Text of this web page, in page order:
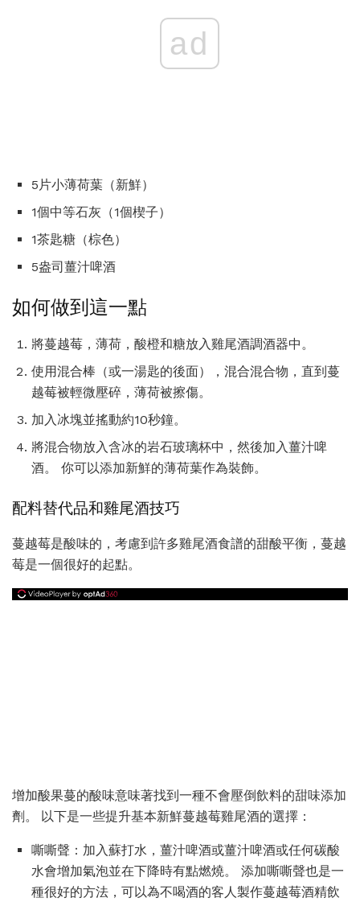
ad
5片小薄荷葉（新鮮）
1個中等石灰（1個楔子）
1茶匙糖（棕色）
5盎司薑汁啤酒
如何做到這一點
將蔓越莓，薄荷，酸橙和糖放入雞尾酒調酒器中。
使用混合棒（或一湯匙的後面），混合混合物，直到蔓
越莓被輕微壓碎，薄荷被擦傷。
加入冰塊並搖動約10秒鐘。
將混合物放入含冰的岩石玻璃杯中，然後加入薑汁啤
酒。 你可以添加新鮮的薄荷葉作為裝飾。
配料替代品和雞尾酒技巧
蔓越莓是酸味的，考慮到許多雞尾酒食譜的甜酸平衡，蔓越
莓是一個很好的起點。
增加酸果蔓的酸味意味著找到一種不會壓倒飲料的甜味添加
劑。 以下是一些提升基本新鮮蔓越莓雞尾酒的選擇：
嘶嘶聲：加入蘇打水，薑汁啤酒或薑汁啤酒或任何碳酸
水會增加氣泡並在下降時有點燃燒。 添加嘶嘶聲也是一
種很好的方法，可以為不喝酒的客人製作蔓越莓酒精飲